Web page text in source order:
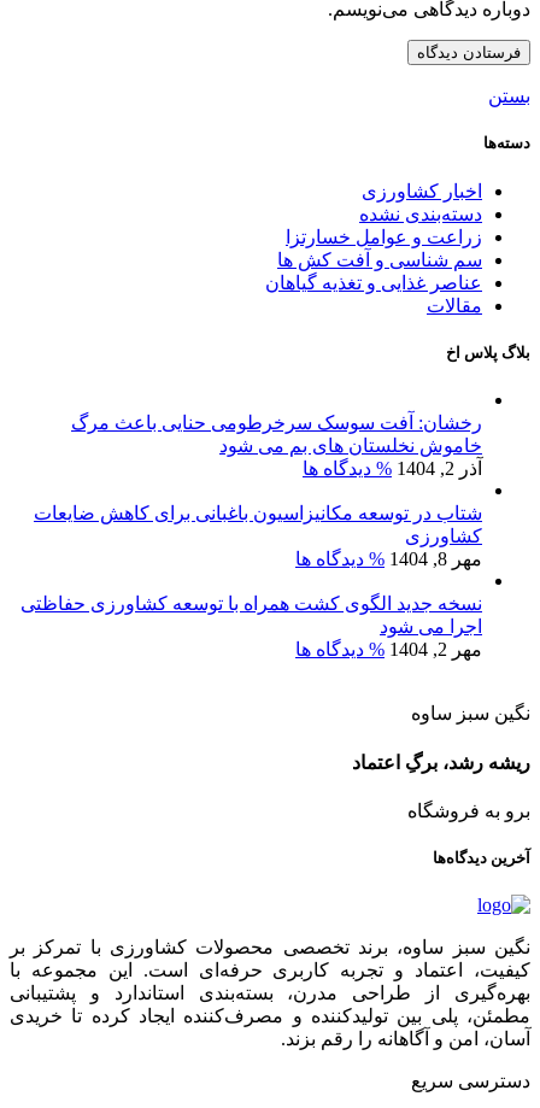
دوباره دیدگاهی می‌نویسم.
بستن
دسته‌ها
اخبار کشاورزی
دسته‌بندی نشده
زراعت و عوامل خسارتزا
سم شناسی و آفت کش ها
عناصر غذایی و تغذیه گیاهان
مقالات
بلاگ پلاس اخ
رخشان: آفت سوسک سرخرطومی حنایی باعث مرگ
خاموش نخلستان های بم می شود
آذر 2, 1404
% دیدگاه ها
شتاب در توسعه مکانیزاسیون باغبانی برای کاهش ضایعات
کشاورزی
مهر 8, 1404
% دیدگاه ها
نسخه جدید الگوی کشت همراه با توسعه کشاورزی حفاظتی
اجرا می شود
مهر 2, 1404
% دیدگاه ها
نگین سبز ساوه
ریشه رشد، برگِ اعتماد
برو به فروشگاه
آخرین دیدگاه‌ها
نگین سبز ساوه، برند تخصصی محصولات کشاورزی با تمرکز بر
کیفیت، اعتماد و تجربه کاربری حرفه‌ای است. این مجموعه با
بهره‌گیری از طراحی مدرن، بسته‌بندی استاندارد و پشتیبانی
مطمئن، پلی بین تولیدکننده و مصرف‌کننده ایجاد کرده تا خریدی
آسان، امن و آگاهانه را رقم بزند.
دسترسی سریع